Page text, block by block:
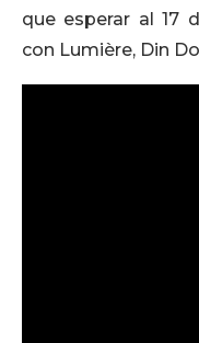
que esperar al 17
con Lumière, Din